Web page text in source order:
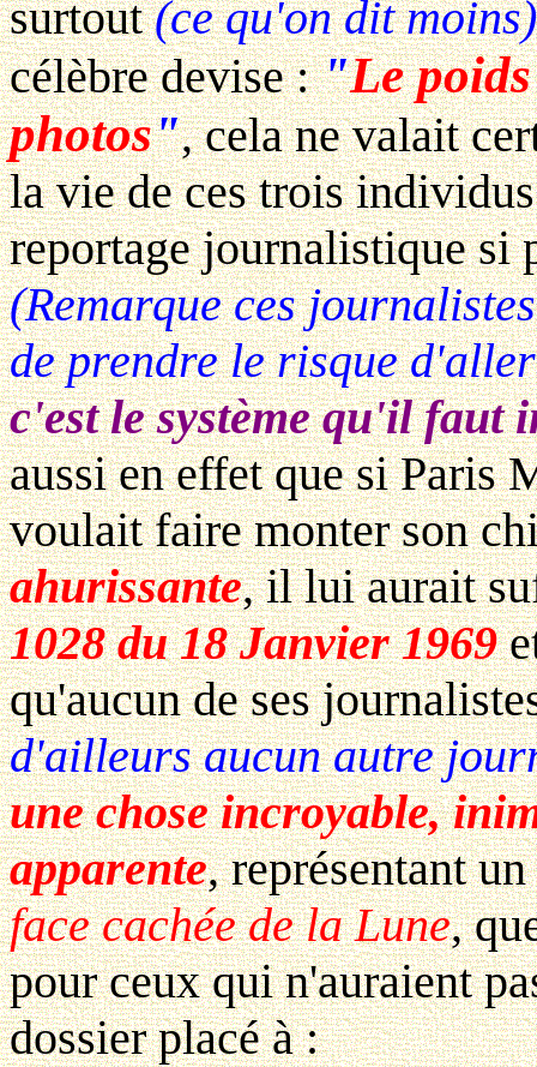
surtout(ce qu'on dit moins)
célèbre devise :"Le
photos", cela ne valait
la vie de ces trois
reportage journalistique si
(Remarque ces
de prendre le risque
c'est le système qu'il faut
aussi en effet que si Paris
voulait faire monter son
ahurissante, il lui aurait
1028 du 18 Janvier 1969
qu'aucun de ses
d'ailleurs aucun autre
une chose incroyable,
apparente, représentant
face cachée de la Lune,
pour ceux qui n'auraient
dossier placé à :